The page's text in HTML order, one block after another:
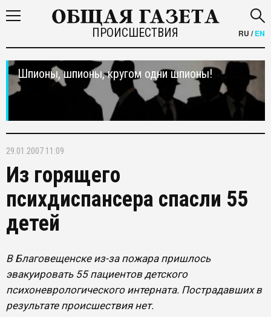
ПРОИСШЕСТВИЯ RU /EN
Шпионы, шпионы, кругом одни шпионы!
29.01.2007 11:09
Из горящего
психдиспансера спасли 55
детей
В Благовещенске из-за пожара пришлось
эвакуировать 55 пациентов детского
психоневрологического интерната. Пострадавших в
результате происшествия нет.